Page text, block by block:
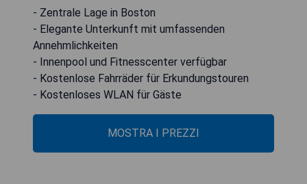
- Zentrale Lage in Boston
- Elegante Unterkunft mit umfassenden
Annehmlichkeiten
- Innenpool und Fitnesscenter verfügbar
- Kostenlose Fahrräder für Erkundungstouren
- Kostenloses WLAN für Gäste
MOSTRA I PREZZI